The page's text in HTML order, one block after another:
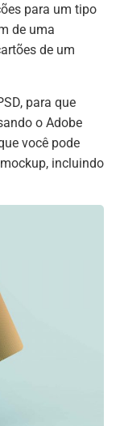
para um tipo
de uma
de um
para que
o Adobe
você pode
incluindo